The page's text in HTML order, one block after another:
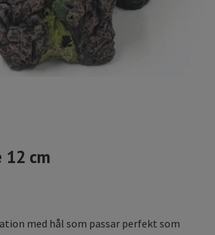
12 cm
med hål som passar perfekt som